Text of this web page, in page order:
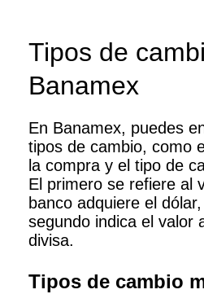
Tipos de
Banamex
En Banamex, puedes
tipos de cambio, como
la compra y el tipo de
El primero se refiere al
banco adquiere el
segundo indica el valor
divisa.
Tipos de cambio